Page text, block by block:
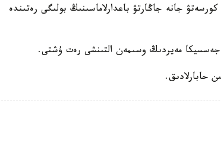
جانە جاڭارتۋ باعدارلاماسىنىڭ بولىگى رەتىندە
مەيردىڭ وسىمەن التىنشى رەت ۇشتى.